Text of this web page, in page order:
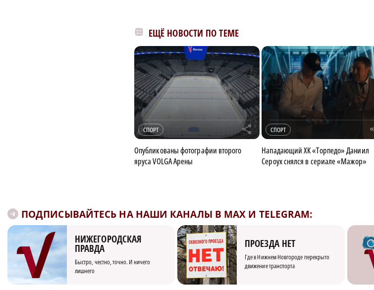
ЕЩЁ НОВОСТИ ПО ТЕМЕ
СПОРТ r
Опубликованы фотографии второго
яруса VOLGA Арены
СПОРТ
Нападающий ХК «Торпедо» Даниил
Сероух снялся в сериале «Мажор»
ПОДПИСЫВАЙТЕСЬ НА НАШИ КАНАЛЫ В MAX И TELEGRAM:
НИЖЕГОРОДСКАЯ
ПРАВДА
Быстро, честно, точно. И ничего
лишнего
ПРОЕЗДА НЕТ
Где в Нижнем Новгороде перекрыто
движение транспорта